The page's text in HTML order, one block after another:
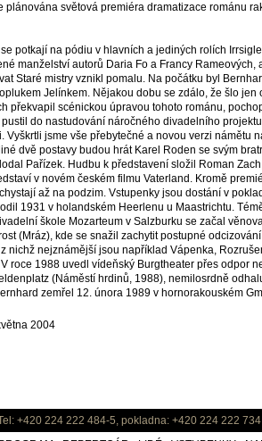
plánována světová premiéra dramatizace románu
potkají na pódiu v hlavních a jediných rolích
manželství autorů Daria Fo a Francy
Staré mistry vznikl pomalu. Na počátku byl
Jelínkem. Nějakou dobu se zdálo, že šlo
překvapil scénickou úpravou tohoto románu,
pustil do nastudování náročného divadelního
Vyškrtli jsme vše přebytečné a novou verzi námětu
dvě postavy budou hrát Karel Roden se svým
Pařízek. Hudbu k představení složil Roman
v novém českém filmu Vaterland. Kromě
až na podzim. Vstupenky jsou dostání v
1931 v holandském Heerlenu u Maastrichtu.
škole Mozarteum v Salzburku se začal
(Mráz), kde se snažil zachytit postupné
nichž nejznámější jsou například Vápenka,
roce 1988 uvedl vídeňský Burgtheater přes odpor
(Náměstí hrdinů, 1988), nemilosrdně
zemřel 12. února 1989 v hornorakouském
2004
+420 224 222 484-5, pokladna: +420 224 222